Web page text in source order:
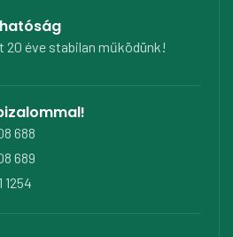
20 éve stabilan működünk!
688
689
1254